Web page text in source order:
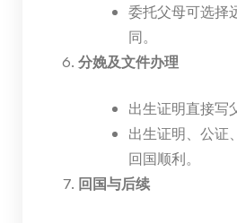
委托父母可选择
同。
分娩及文件办理
出生证明直接写
出生证明、公证
回国顺利。
回国与后续